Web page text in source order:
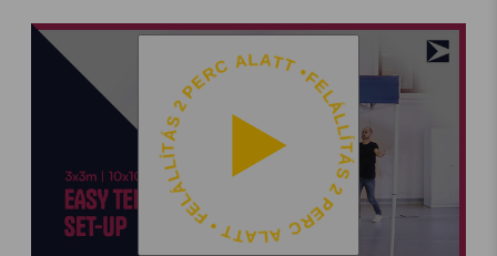
FELÁLLÍTÁS 2 PERC ALATT • FELÁLLÍTÁS 2 PERC ALATT •